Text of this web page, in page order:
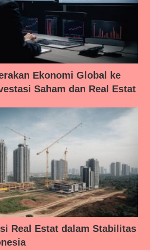
Ekonomi Global ke
Saham dan Real Estat
Real Estat dalam Stabilitas